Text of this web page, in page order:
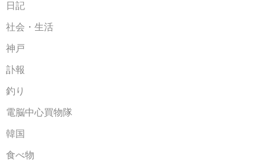
日記
社会・生活
神戸
訃報
釣り
電脳中心買物隊
韓国
食べ物